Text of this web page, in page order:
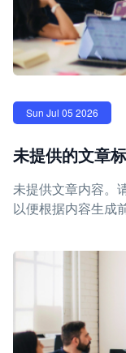
Sun Jul 05 2026
未提供的文章
未提供文章内容。
以便根据内容生成